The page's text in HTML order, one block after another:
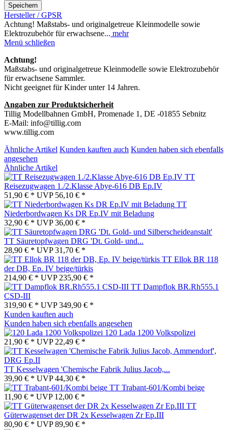
Speichern
Hersteller / GPSR
Achtung! Maßstabs- und originalgetreue Kleinmodelle sowie
Elektrozubehör für erwachsene... mehr
Menü schließen
Achtung!
Maßstabs- und originalgetreue Kleinmodelle sowie Elektrozubehör
für erwachsene Sammler.
Nicht geeignet für Kinder unter 14 Jahren.
Angaben zur Produktsicherheit
Tillig Modellbahnen GmbH, Promenade 1, DE -01855 Sebnitz
E-Mail: info@tillig.com
www.tillig.com
Ähnliche Artikel Kunden kauften auch Kunden haben sich ebenfalls
angesehen
Ähnliche Artikel
TT
Reisezugwagen 1./2.Klasse Abye-616 DB Ep.IV
51,90 € * UVP 56,10 € *
TT
Niederbordwagen Ks DR Ep.IV mit Beladung
32,90 € * UVP36,00 € *
TT Säuretopfwagen DRG 'Dt. Gold- und...
28,90 € * UVP31,70 € *
TT Ellok BR 118
der DB, Ep. IV beige/türkis
214,90 € * UVP 235,90 € *
TT Dampflok BR.Rh555.1
CSD-III
319,90 € * UVP349,90 € *
Kunden kauften auch
Kunden haben sich ebenfalls angesehen
120 Lada 1200 Volkspolizei
21,90 € * UVP 22,49 € *
TT Kesselwagen 'Chemische Fabrik Julius Jacob,...
39,90 € * UVP44,30 € *
TT Trabant-601/Kombi beige
11,90 € * UVP 12,00 € *
TT
Güterwagenset der DR 2x Kesselwagen Zr Ep.III
80,90 € * UVP89,90 € *